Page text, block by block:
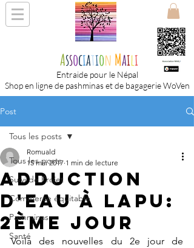
Association Maili
Entraide pour le Népal
Shop en ligne de pashminas et de bagagerie WoVen
Post
Tous les posts
Suivi de Projet
Commerce équitable
Pashminas
Santé
Tous les posts
Adduction
d'eau à Lapu:
2ème jour
Romuald
15 mai 2017 1 min de lecture
Voilà des nouvelles du 2e jour de